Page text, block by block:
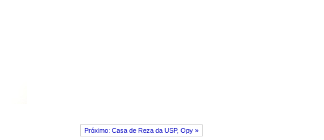
Próximo: Casa de Reza da USP, Opy »